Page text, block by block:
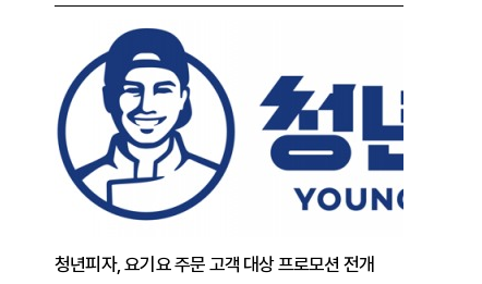
청년피자, 요기요 주문 고객 대상 프로모션 전개